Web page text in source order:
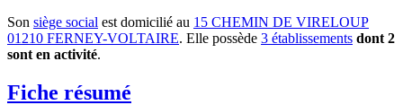
Son siège social est domicilié au 15 CHEMIN DE VIRELOUP
01210 FERNEY-VOLTAIRE. Elle possède 3 établissements dont 2
sont en activité.
Fiche résumé